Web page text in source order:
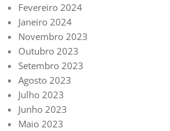
Fevereiro 2024
Janeiro 2024
Novembro 2023
Outubro 2023
Setembro 2023
Agosto 2023
Julho 2023
Junho 2023
Maio 2023